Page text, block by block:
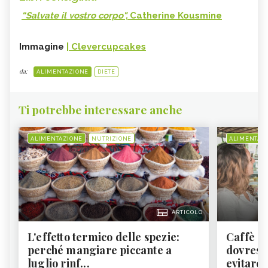
“Salvate il vostro corpo", Catherine Kousmine
Immagine | Clevercupcakes
da: ALIMENTAZIONE DIETE
Ti potrebbe interessare anche
ALIMENTAZIONE NUTRIZIONE
ARTICOLO
L'effetto termico delle spezie:
perché mangiare piccante a
luglio rinf...
Caffè
evitare